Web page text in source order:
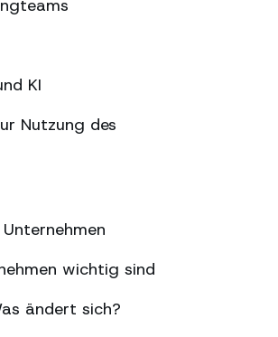
KI
Nutzung des
wichtig sind
ändert sich?